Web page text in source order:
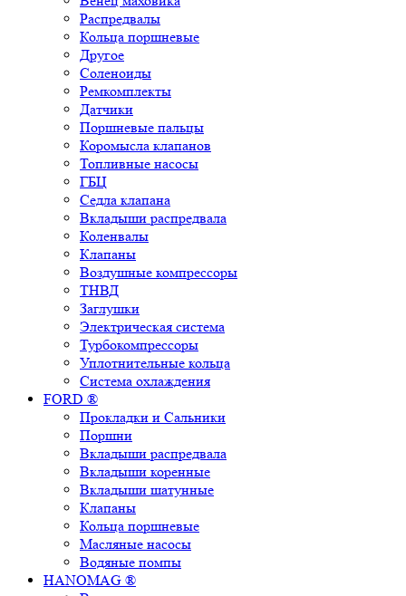
Распредвалы
Кольца поршневые
Другое
Соленоиды
Ремкомплекты
Датчики
Поршневые пальцы
Коромысла клапанов
Топливные насосы
ГБЦ
Седла клапана
Вкладыши распредвала
Коленвалы
Клапаны
Воздушные компрессоры
ТНВД
Заглушки
Электрическая система
Турбокомпрессоры
Уплотнительные кольца
Система охлаждения
FORD ®
Прокладки и Сальники
Поршни
Вкладыши распредвала
Вкладыши коренные
Вкладыши шатунные
Клапаны
Кольца поршневые
Масляные насосы
Водяные помпы
HANOMAG ®